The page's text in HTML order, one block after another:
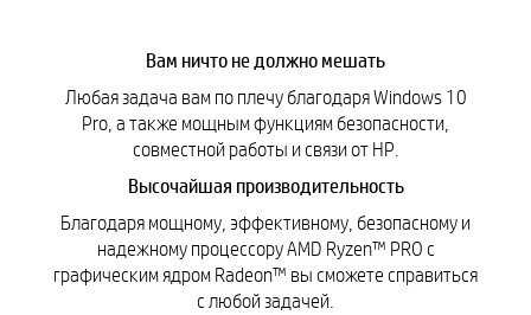
Вам ничто не должно мешать
Любая задача вам по плечу благодаря Windows 10
Pro, а также мощным функциям безопасности,
совместной работы и связи от HP.
Высочайшая производительность
Благодаря мощному, эффективному, безопасному и
надежному процессору AMD Ryzen™ PRO с
графическим ядром Radeon™ вы сможете справиться
с любой задачей.